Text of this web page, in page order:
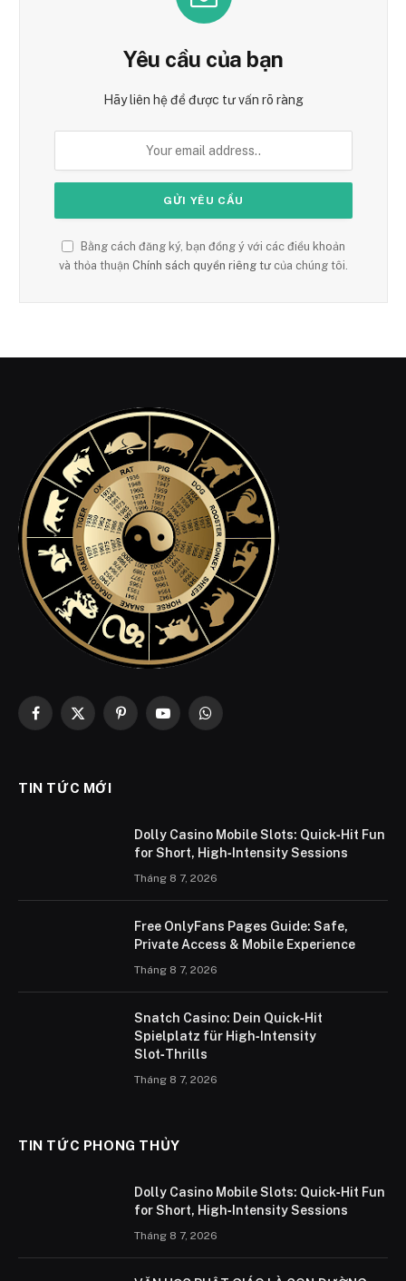
Yêu cầu của bạn
Hãy liên hệ để được tư vấn rõ ràng
Bằng cách đăng ký, bạn đồng ý với các điều khoản
và thỏa thuận Chính sách quyền riêng tư của chúng tôi.
Facebook
X
PinterestYouTubeWhatsApp
TIN TỨC MỚI
Dolly Casino Mobile Slots: Quick‑Hit Fun
for Short, High‑Intensity Sessions
Tháng 8 7, 2026
Free OnlyFans Pages Guide: Safe,
Private Access & Mobile Experience
Tháng 8 7, 2026
Snatch Casino: Dein Quick‑Hit
Spielplatz für High‑Intensity
Slot‑Thrills
Tháng 8 7, 2026
TIN TỨC PHONG THỦY
Dolly Casino Mobile Slots: Quick‑Hit Fun
for Short, High‑Intensity Sessions
Tháng 8 7, 2026